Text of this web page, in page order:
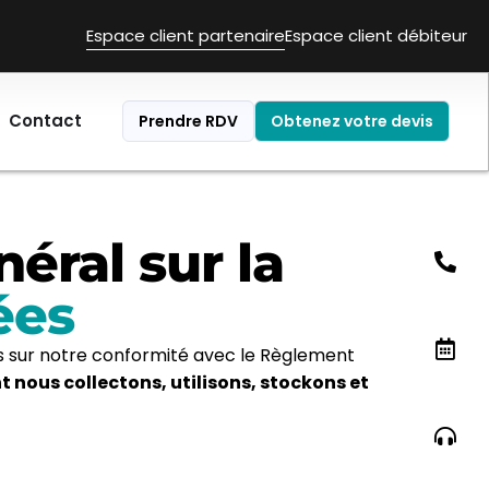
Espace client partenaireEspace client débiteur
Contact Prendre RDV Obtenez votre devis
sur la
sur notre conformité avec le Règlement
nous collectons, utilisons, stockons et